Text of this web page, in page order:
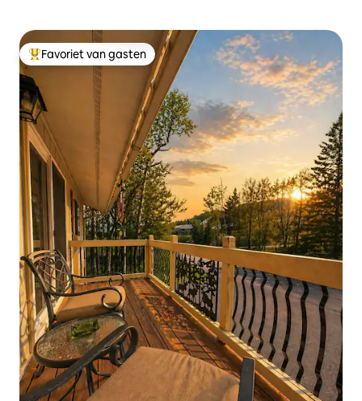
Topfavoriet van gasten
Favoriet van gasten